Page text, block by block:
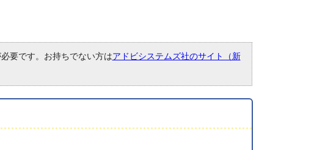
要です。お持ちでない方はアドビシステムズ社のサイト（新